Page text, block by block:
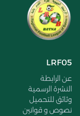
LRF05
عن الرابطة
النشرة الرسمية
وثائق للتحميل
نصوص و قوانين